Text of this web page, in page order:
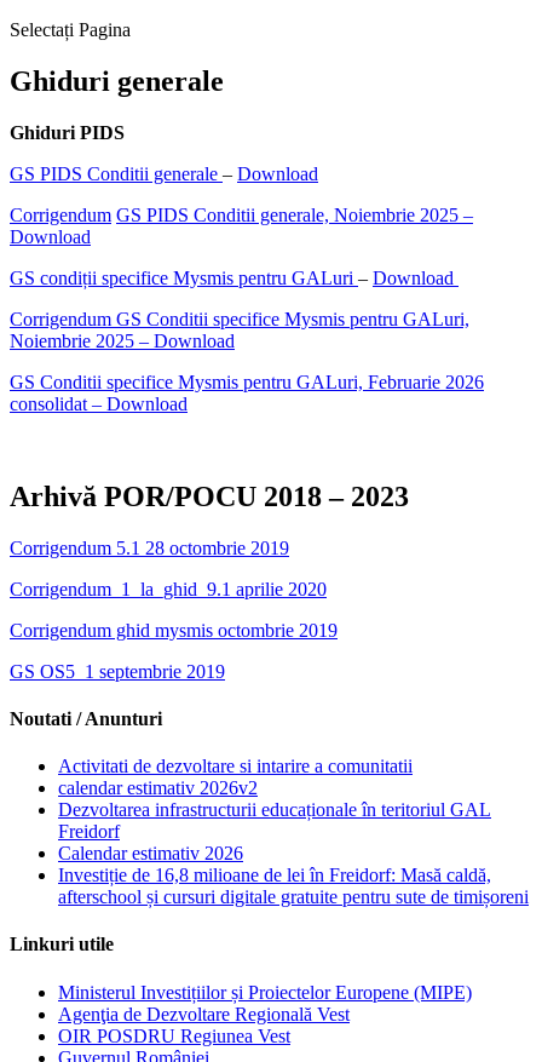
Selectați Pagina
Ghiduri generale
Ghiduri PIDS
GS PIDS Conditii generale – Download
Corrigendum GS PIDS Conditii generale, Noiembrie 2025 –
Download
GS condiții specifice Mysmis pentru GALuri – Download
Corrigendum GS Conditii specifice Mysmis pentru GALuri,
Noiembrie 2025 – Download
GS Conditii specifice Mysmis pentru GALuri, Februarie 2026
consolidat – Download
Arhivă POR/POCU 2018 – 2023
Corrigendum 5.1 28 octombrie 2019
Corrigendum_1_la_ghid_9.1 aprilie 2020
Corrigendum ghid mysmis octombrie 2019
GS OS5_1 septembrie 2019
Noutati / Anunturi
Activitati de dezvoltare si intarire a comunitatii
calendar estimativ 2026v2
Dezvoltarea infrastructurii educaționale în teritoriul GAL
Freidorf
Calendar estimativ 2026
Investiție de 16,8 milioane de lei în Freidorf: Masă caldă,
afterschool și cursuri digitale gratuite pentru sute de timișoreni
Linkuri utile
Ministerul Investițiilor și Proiectelor Europene (MIPE)
Agenţia de Dezvoltare Regională Vest
OIR POSDRU Regiunea Vest
Guvernul României